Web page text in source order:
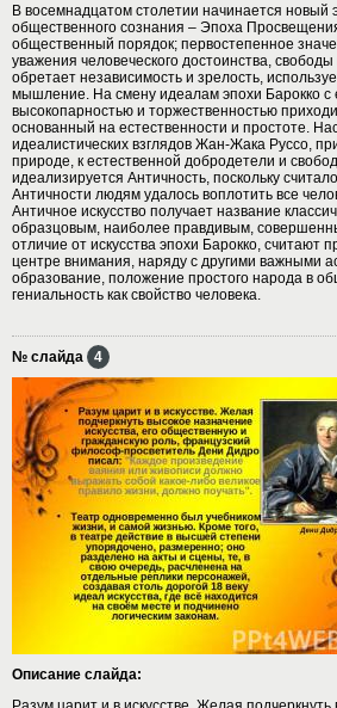
В восемнадцатом столетии начинается новый
общественного сознания – Эпоха
общественный порядок; первостепенное
уважения человеческого достоинства, свободы
обретает независимость и зрелость,
мышление. На смену идеалам эпохи Барокко с
высокопарностью и торжественностью
основанный на естественности и простоте.
идеалистических взглядов Жан-Жака Руссо,
природе, к естественной добродетели и
идеализируется Античность, поскольку
Античности людям удалось воплотить все
Античное искусство получает название
образцовым, наиболее правдивым,
отличие от искусства эпохи Барокко, считают
центре внимания, наряду с другими важными
образование, положение простого народа в
гениальность как свойство человека.
№ слайда 4
Описание слайда: